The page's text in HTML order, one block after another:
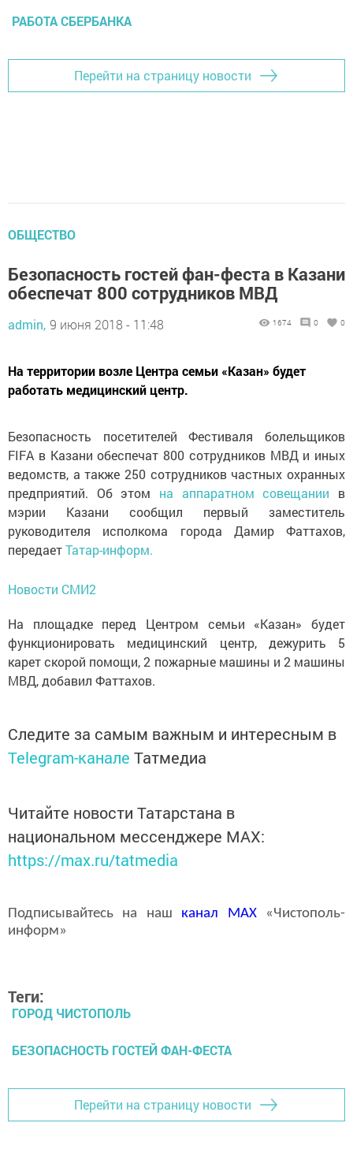
РАБОТА СБЕРБАНКА
Перейти на страницу новости
ОБЩЕСТВО
Безопасность гостей фан-феста в Казани
обеспечат 800 сотрудников МВД
admin, 9 июня 2018 - 11:48 1674 0 0
На территории возле Центра семьи «Казан» будет
работать медицинский центр.
Безопасность посетителей Фестиваля болельщиков
FIFA в Казани обеспечат 800 сотрудников МВД и иных
ведомств, а также 250 сотрудников частных охранных
предприятий. Об этом на аппаратном совещании в
мэрии Казани сообщил первый заместитель
руководителя исполкома города Дамир Фаттахов,
передаетТатар-информ.
Новости СМИ2
На площадке перед Центром семьи «Казан» будет
функционировать медицинский центр, дежурить 5
карет скорой помощи, 2 пожарные машины и 2 машины
МВД, добавил Фаттахов.
Следите за самым важным и интересным в
Telegram-канале Татмедиа
Читайте новости Татарстана в
национальном мессенджере MАХ:
https://max.ru/tatmedia
Подписывайтесь на наш канал MAX«Чистополь-
информ»
Теги:
ГОРОД ЧИСТОПОЛЬ
БЕЗОПАСНОСТЬ ГОСТЕЙ ФАН-ФЕСТА
Перейти на страницу новости